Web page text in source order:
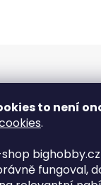
to není
.
fungoval,
informace o